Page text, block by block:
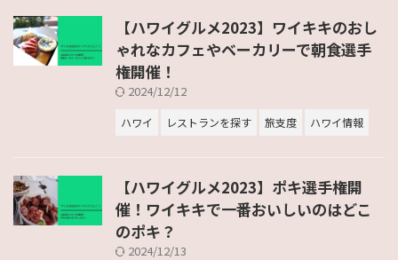
【ハワイグルメ2023】ワイキキのおし
ゃれなカフェやベーカリーで朝食選手
権開催！
2024/12/12
ハワイ レストランを探す 旅支度 ハワイ情報
【ハワイグルメ2023】ポキ選手権開
催！ワイキキで一番おいしいのはどこ
のポキ？
2024/12/13